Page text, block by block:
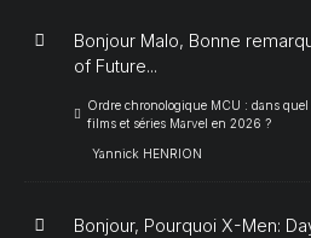
Bonjour Malo, Bonne
of Future...
Ordre chronologique MCU : dans quel
films et séries Marvel en 2026 ?
Yannick HENRION
Bonjour, Pourquoi X-Men: